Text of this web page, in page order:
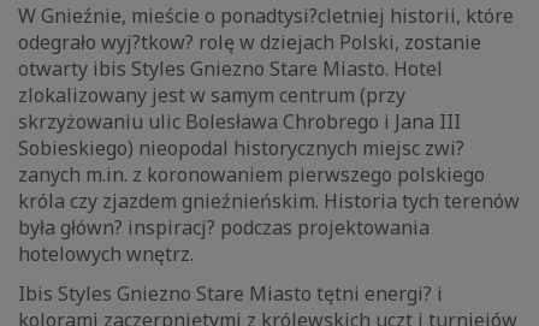
W Gnieźnie, mieście o ponadtysi?cletniej historii, które
odegrało wyj?tkow? rolę w dziejach Polski, zostanie
otwarty ibis Styles Gniezno Stare Miasto. Hotel
zlokalizowany jest w samym centrum (przy
skrzyżowaniu ulic Bolesława Chrobrego i Jana III
Sobieskiego) nieopodal historycznych miejsc zwi?
zanych m.in. z koronowaniem pierwszego polskiego
króla czy zjazdem gnieźnieńskim. Historia tych terenów
była główn? inspiracj? podczas projektowania
hotelowych wnętrz.
Ibis Styles Gniezno Stare Miasto tętni energi? i
kolorami zaczerpniętymi z królewskich uczt i turniejów